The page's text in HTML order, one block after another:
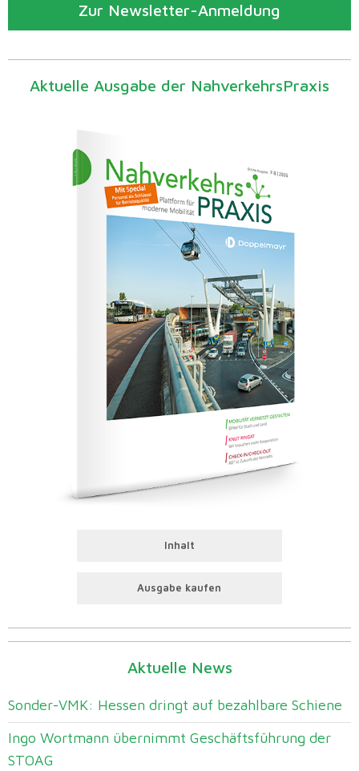
Zur Newsletter-Anmeldung
Aktuelle Ausgabe der NahverkehrsPraxis
Inhalt
Ausgabe kaufen
Aktuelle News
Sonder-VMK: Hessen dringt auf bezahlbare Schiene
Ingo Wortmann übernimmt Geschäftsführung der
STOAG